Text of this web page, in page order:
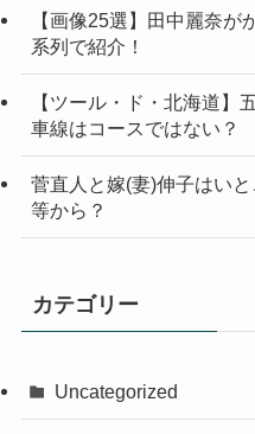
【画像25選】田中麗奈
系列で紹介！
【ツール・ド・北海道】
車線はコースではない？
菅直人と嫁(妻)伸子はい
等から？
カテゴリー
Uncategorized